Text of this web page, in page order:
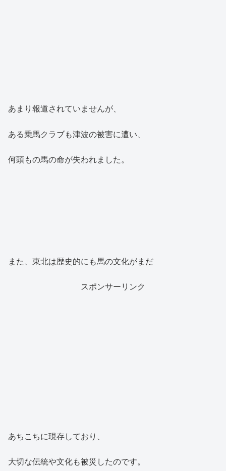
あまり報道されていませんが、
ある乗馬クラブも津波の被害に遭い、
何頭もの馬の命が失われました。
また、東北は歴史的にも馬の文化がまだ
スポンサーリンク
あちこちに現存しており、
大切な伝統や文化も被災したのです。